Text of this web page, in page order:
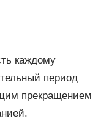
каждому
период
прекращением